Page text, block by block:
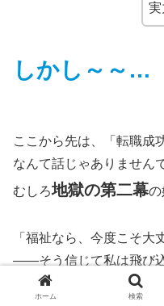
しかし～～…
ここから先は、「転職成
なんて話じゃありません
むしろ地獄の第二幕の
「福祉なら、今度こそ大
――そう信じて私は飛び込
でも待っていたのは、
ホーム 検索